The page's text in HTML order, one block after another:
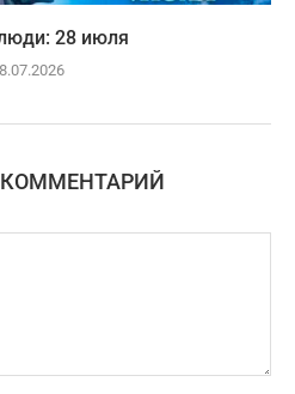
28 июля
КОММЕНТАРИЙ